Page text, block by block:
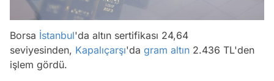
Borsa İstanbul'da altın sertifikası 24,64
seviyesinden, Kapalıçarşı'da gram altın 2.436 TL'den
işlem gördü.